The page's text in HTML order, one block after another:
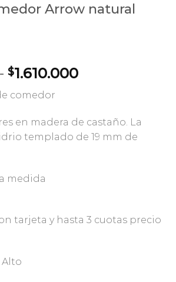
Arrow natural
- $1.610.000Rango
desde
$1.490.000
hasta
comedor
en madera de castaño. La
templado de 19 mm de
medida
tarjeta y hasta 3 cuotas precio
Alto